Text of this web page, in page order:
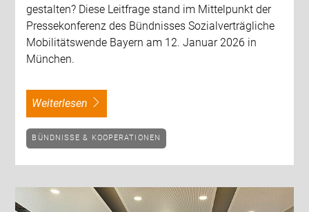
gestalten? Diese Leitfrage stand im Mittelpunkt der
Pressekonferenz des Bündnisses Sozialverträgliche
Mobilitätswende Bayern am 12. Januar 2026 in
München.
weiterlesen
BÜNDNISSE & KOOPERATIONEN